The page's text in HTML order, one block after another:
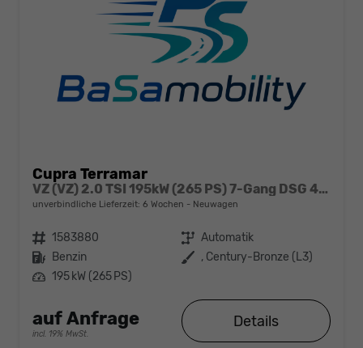
Cupra Terramar
VZ (VZ) 2.0 TSI 195kW (265 PS) 7-Gang DSG 4Drive
unverbindliche Lieferzeit: 6 Wochen Neuwagen
Fahrzeugnr. 1583880 Getriebe Automatik
Kraftstoff Benzin Außenfarbe , Century-Bronze (L3)
Leistung 195 kW (265 PS)
auf Anfrage
incl. 19% MwSt.
Details